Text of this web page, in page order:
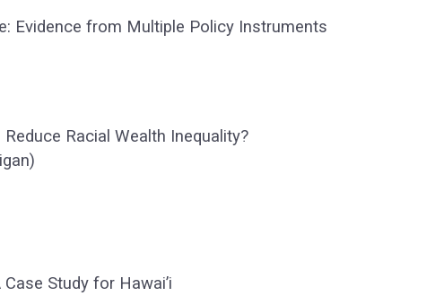
Evidence from Multiple Policy Instruments
Racial Wealth Inequality?
Study for Hawai’i